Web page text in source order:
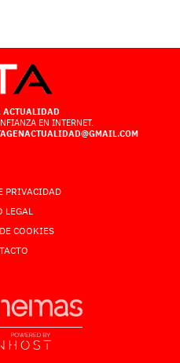
ACTUALIDAD
EN INTERNET.
PRIVACIDAD
LEGAL
COOKIES